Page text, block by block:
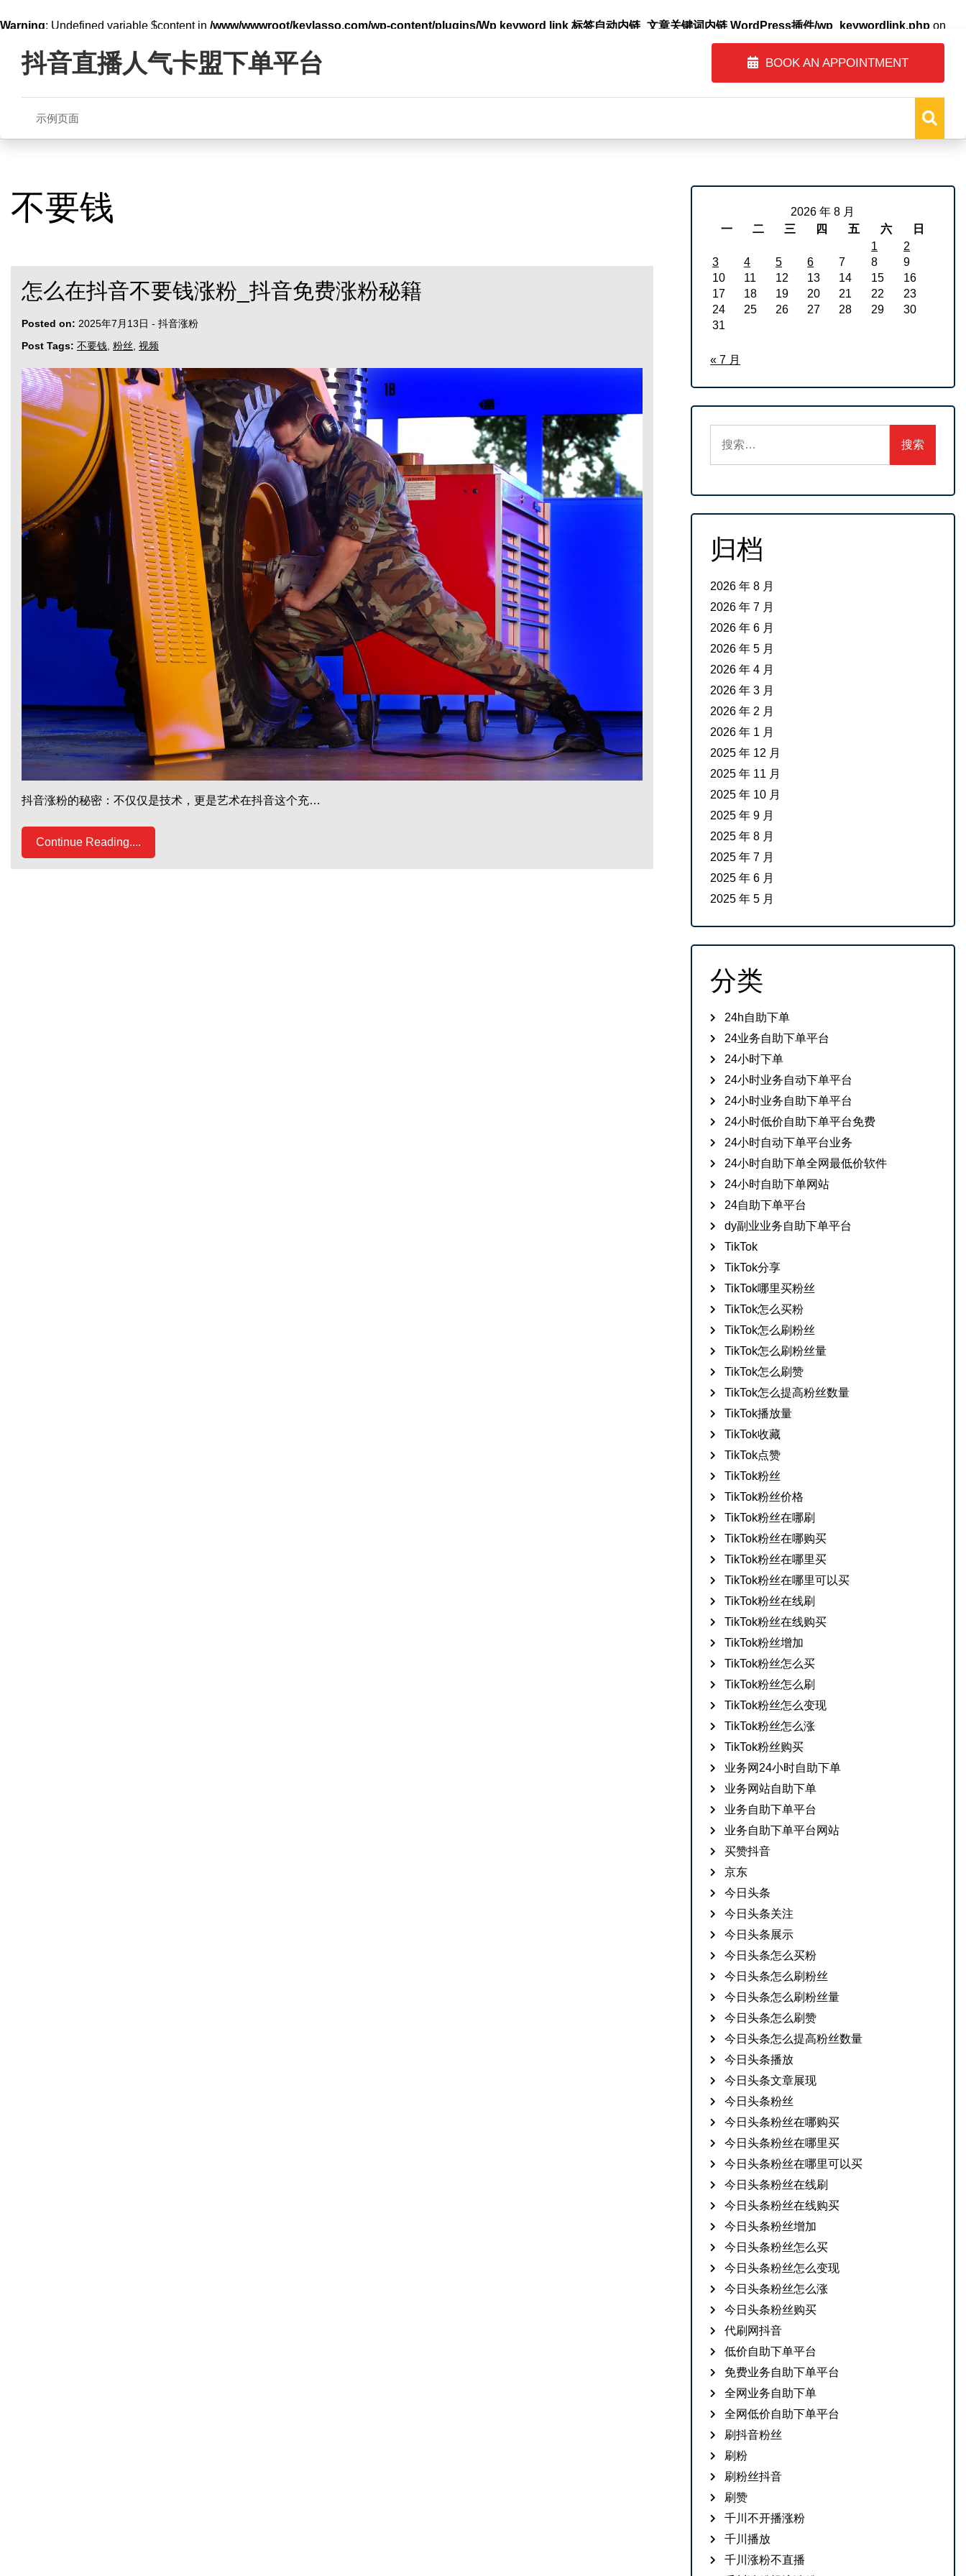
Warning: Undefined variable $content in /www/wwwroot/keylasso.com/wp-content/plugins/Wp keyword link 标签自动内链_文章关键词内链 WordPress插件/wp_keywordlink.php on
content抖音直播人气卡盟下单平台 BOOK AN APPOINTMENT
示例页面
不要钱
怎么在抖音不要钱涨粉_抖音免费涨粉秘籍
Posted on: 2025年7月13日 - 抖音涨粉
Post Tags: 不要钱 粉丝 视频
抖音涨粉的秘密：不仅仅是技术，更是艺术在抖音这个充…
Continue Reading....
2026 年 8 月
一
二 三 四 五 六
日
1
2
3
4 5 6 7 8
9
10
11 12 13 14 15
16
17
18 19 20 21 22
23
24
25 26 27 28 29
30
31
« 7 月
索：
归档
2026 年 8 月
2026 年 7 月
2026 年 6 月
2026 年 5 月
2026 年 4 月
2026 年 3 月
2026 年 2 月
2026 年 1 月
2025 年 12 月
2025 年 11 月
2025 年 10 月
2025 年 9 月
2025 年 8 月
2025 年 7 月
2025 年 6 月
2025 年 5 月
分类
24h自助下单
24业务自助下单平台
24小时下单
24小时业务自动下单平台
24小时业务自助下单平台
24小时低价自助下单平台免费
24小时自动下单平台业务
24小时自助下单全网最低价软件
24小时自助下单网站
24自助下单平台
dy副业业务自助下单平台
TikTok
TikTok分享
TikTok哪里买粉丝
TikTok怎么买粉
TikTok怎么刷粉丝
TikTok怎么刷粉丝量
TikTok怎么刷赞
TikTok怎么提高粉丝数量
TikTok播放量
TikTok收藏
TikTok点赞
TikTok粉丝
TikTok粉丝价格
TikTok粉丝在哪刷
TikTok粉丝在哪购买
TikTok粉丝在哪里买
TikTok粉丝在哪里可以买
TikTok粉丝在线刷
TikTok粉丝在线购买
TikTok粉丝增加
TikTok粉丝怎么买
TikTok粉丝怎么刷
TikTok粉丝怎么变现
TikTok粉丝怎么涨
TikTok粉丝购买
业务网24小时自助下单
业务网站自助下单
业务自助下单平台
业务自助下单平台网站
买赞抖音
京东
今日头条
今日头条关注
今日头条展示
今日头条怎么买粉
今日头条怎么刷粉丝
今日头条怎么刷粉丝量
今日头条怎么刷赞
今日头条怎么提高粉丝数量
今日头条播放
今日头条文章展现
今日头条粉丝
今日头条粉丝在哪购买
今日头条粉丝在哪里买
今日头条粉丝在哪里可以买
今日头条粉丝在线刷
今日头条粉丝在线购买
今日头条粉丝增加
今日头条粉丝怎么买
今日头条粉丝怎么变现
今日头条粉丝怎么涨
今日头条粉丝购买
代刷网抖音
低价自助下单平台
免费业务自助下单平台
全网业务自助下单
全网低价自助下单平台
刷抖音粉丝
刷粉
刷粉丝抖音
刷赞
千川不开播涨粉
千川播放
千川涨粉不直播